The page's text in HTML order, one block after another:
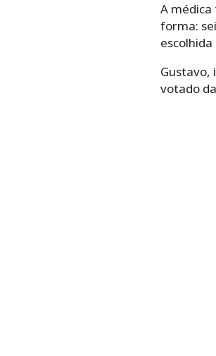
A
forma:
Gustavo,
votado